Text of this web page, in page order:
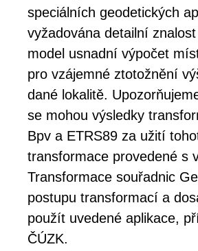
speciálních geodetických
vyžadována detailní
model usnadní výpočet
pro vzájemné ztotožnění
dané lokalitě.
se mohou výsledky
Bpv a ETRS89 za užití
transformace provedené s
Transformace souřadnic
postupu transformací a
použít uvedené aplikace,
ČÚZK.